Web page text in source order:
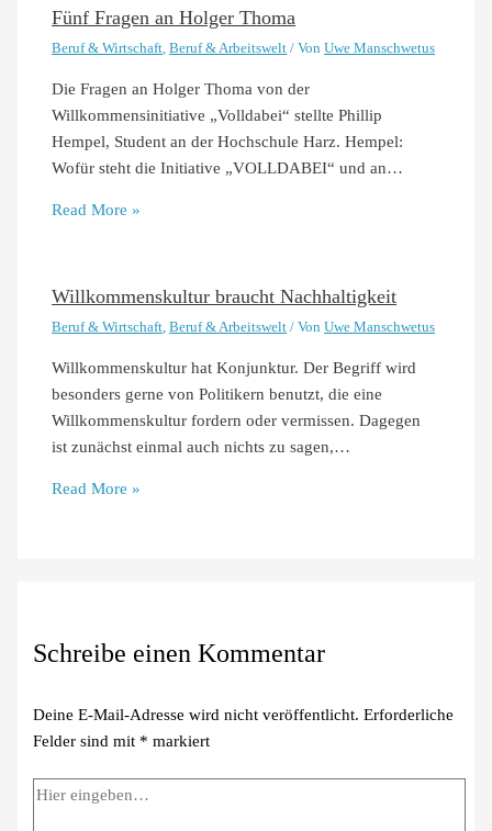
Fünf Fragen an Holger Thoma
Beruf & Wirtschaft,Beruf & Arbeitswelt / VonUwe Manschwetus
Die Fragen an Holger Thoma von der
Willkommensinitiative „Volldabei“ stellte Phillip
Hempel, Student an der Hochschule Harz. Hempel:
Wofür steht die Initiative „VOLLDABEI“ und an…
Read More »
Willkommenskultur braucht Nachhaltigkeit
Beruf & Wirtschaft,Beruf & Arbeitswelt / VonUwe Manschwetus
Willkommenskultur hat Konjunktur. Der Begriff wird
besonders gerne von Politikern benutzt, die eine
Willkommenskultur fordern oder vermissen. Dagegen
ist zunächst einmal auch nichts zu sagen,…
Read More »
Schreibe einen Kommentar
Deine E-Mail-Adresse wird nicht veröffentlicht. Erforderliche
Felder sind mit * markiert
Hier